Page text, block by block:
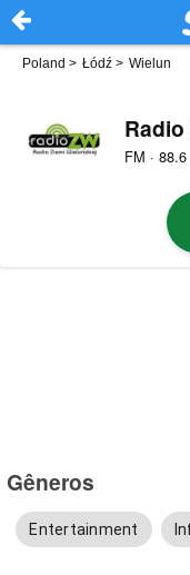
Poland > Łódź > Wielun
FM · 88.6
Gêneros
Entertainment